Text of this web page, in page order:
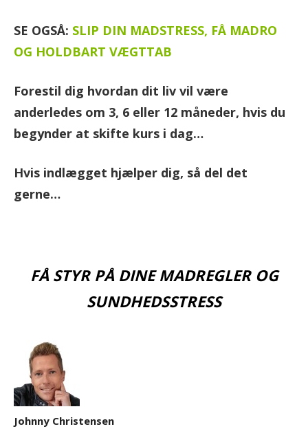
SE OGSÅ: SLIP DIN MADSTRESS, FÅ MADRO
OG HOLDBART VÆGTTAB
Forestil dig hvordan dit liv vil være
anderledes om 3, 6 eller 12 måneder, hvis du
begynder at skifte kurs i dag…
Hvis indlægget hjælper dig, så del det
gerne…
FÅ STYR PÅ DINE MADREGLER OG
SUNDHEDSSTRESS
Johnny Christensen